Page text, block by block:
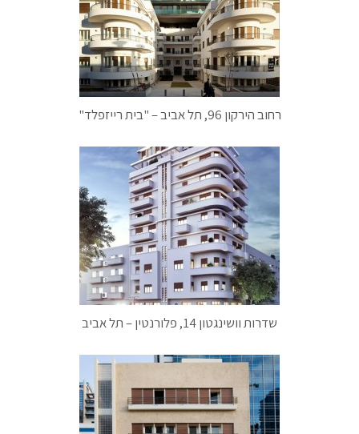
רחוב הירקון 96, תל אביב – "בית רייזפלד"
שדרות וושינגטון 14, פלורנטין – תל אביב